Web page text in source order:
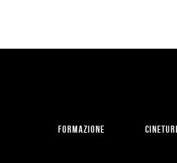
FORMAZIONE